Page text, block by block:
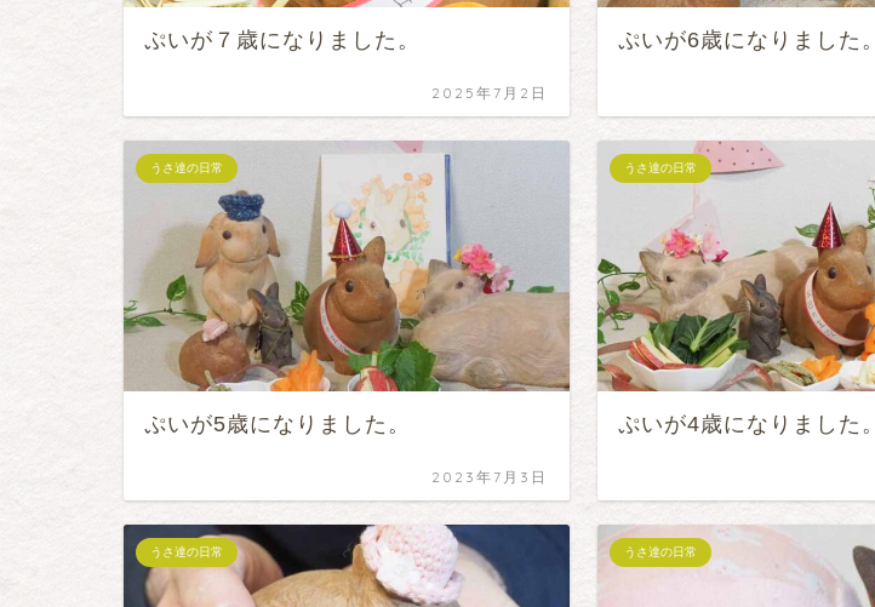
ぷいが７歳になりました。
2025年7月2日
ぷいが6歳になりました。
うさ達の日常
ぷいが5歳になりました。
2023年7月3日
うさ達の日常
ぷいが4歳になりました。
うさ達の日常 うさ達の日常